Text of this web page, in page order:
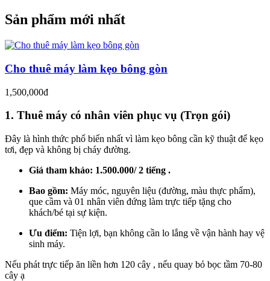
Sản phẩm mới nhất
Cho thuê máy làm kẹo bông gòn
1,500,000đ
1. Thuê máy có nhân viên phục vụ (Trọn gói)
Đây là hình thức phổ biến nhất vì làm kẹo bông cần kỹ thuật để kẹo
tơi, đẹp và không bị cháy đường.
Giá tham khảo: 1.500.000/ 2 tiếng .
Bao gồm: Máy móc, nguyên liệu (đường, màu thực phẩm),
que cầm và 01 nhân viên đứng làm trực tiếp tặng cho
khách/bé tại sự kiện.
Ưu điểm: Tiện lợi, bạn không cần lo lắng về vận hành hay vệ
sinh máy.
Nếu phát trực tiếp ăn liền hơn 120 cây , nếu quay bỏ bọc tầm 70-80
cây ạ